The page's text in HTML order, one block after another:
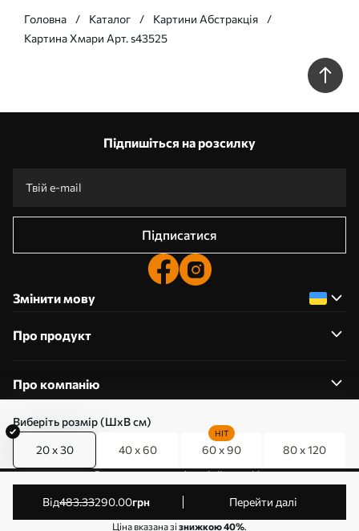
Виберіть розмір (ШхВ см)
20 x 30 40 x 60 60 x 90
HIT
80 x 120
від483.33290.00грн Перейти далі
Ціна вказана зізнижкою 40%.
Головна Каталог
Картини Абстракція
Картина Хмари Арт. s43525
Підпишіться на розсилку
Підписатися
Змінити мову
Про продукт
Про компанію
0800357223
Редагування дозволів на файли cookie
© 2011-2026 Art-holst. Усі права захищені. Власник:
ТОВ “КЛЄВЄР”. Код ЄДРПОУ: 31780602.